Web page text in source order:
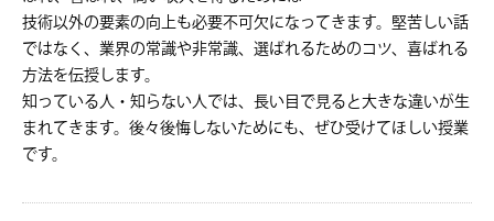
技術以外の要素の向上も必要不可欠になってきます。堅苦しい話
ではなく、業界の常識や非常識、選ばれるためのコツ、喜ばれる
方法を伝授します。
知っている人・知らない人では、長い目で見ると大きな違いが生
まれてきます。後々後悔しないためにも、ぜひ受けてほしい授業
です。